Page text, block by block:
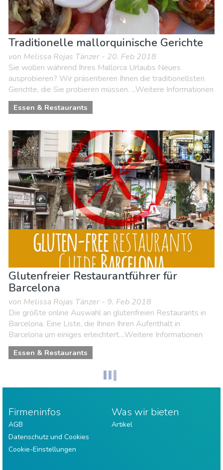
Traditionelle mallorquinische Gerichte
von Melissa Rojas Tänzer - 20. Feb 2018
Sie wollen während Ihres Mallorca Urlaubs Neues
ausprobieren? Wir präsentieren Ihnen die traditionellsten
Gerichte, die Sie probieren müssen. ...Weitere Informationen
Essen & Restaurants
Glutenfreier Restaurantführer für
Barcelona
von Melissa Rojas Tänzer - 9. Feb 2018
Die größte online Auswahl an glutenfreien Restaurants in
Barcelona. Eine Liste, die Ihnen Ihren Aufenthalt in
Barcelona um einiges erleichtert....Weitere Informationen
Essen & Restaurants
Firmeninfos
AGB
Datenschutz und Cookies
Cookie-Einstellungen
Was wir bieten
Artikel